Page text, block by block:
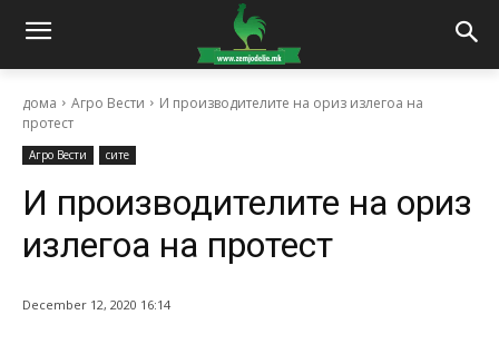
дома Агро Вести
И производителите на ориз излегоа на
протест
Агро Вести сите
И производителите на ориз
излегоа на протест
December 12, 2020 16:14